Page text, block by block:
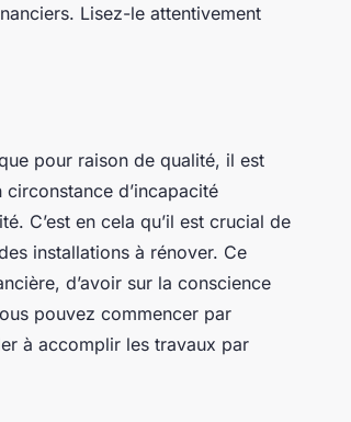
Lisez-le attentivement
pour raison de qualité, il est
circonstance d’incapacité
C’est en cela qu’il est crucial de
installations à rénover. Ce
d’avoir sur la conscience
pouvez commencer par
à accomplir les travaux par